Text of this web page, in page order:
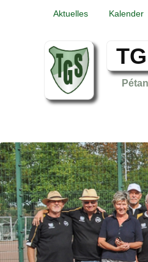
Aktuelles Kalender
primary
content
secondary
content